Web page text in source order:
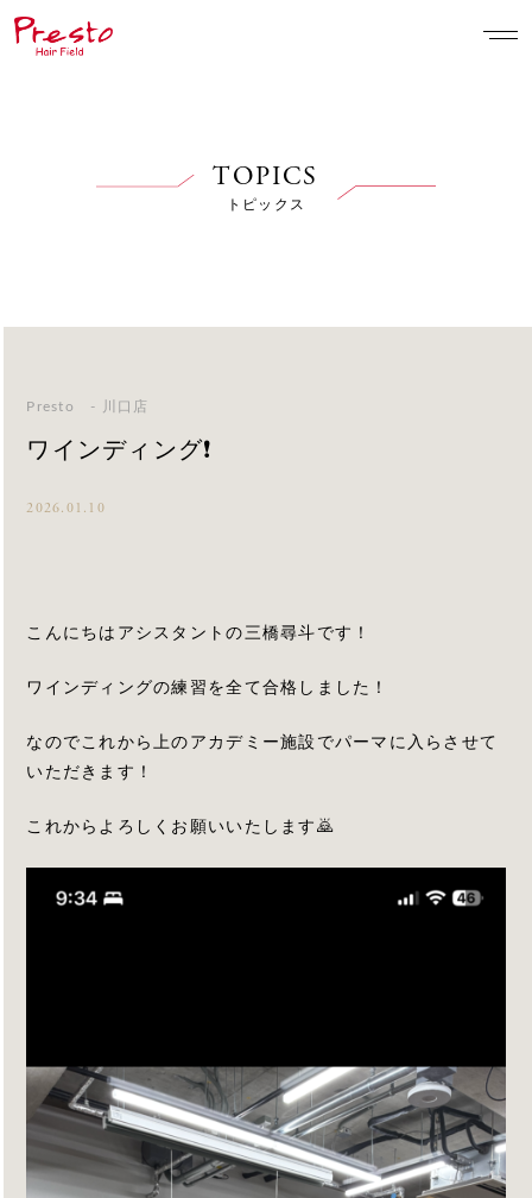
TOPICS
トピックス
Presto - 川口店
ワインディング❗️
2026.01.10
こんにちはアシスタントの三橋尋斗です！
ワインディングの練習を全て合格しました！
なのでこれから上のアカデミー施設でパーマに入らさせて
いただきます！
これからよろしくお願いいたします🙇